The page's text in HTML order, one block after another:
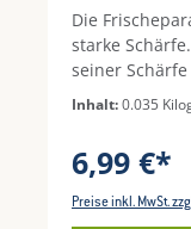
Die
starke
seiner
Inhalt:0.035
6,99 €*
Preise inkl. MwSt.